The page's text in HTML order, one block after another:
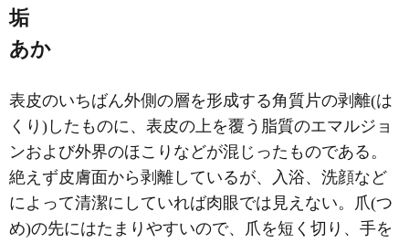
垢
あか
表皮のいちばん外側の層を形成する角質片の剥離(は
くり)したものに、表皮の上を覆う脂質のエマルジョ
ンおよび外界のほこりなどが混じったものである。
絶えず皮膚面から剥離しているが、入浴、洗顔など
によって清潔にしていれば肉眼では見えない。爪(つ
め)の先にはたまりやすいので、爪を短く切り、手を